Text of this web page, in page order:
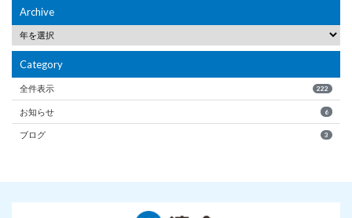
Archive
Category
全件表示 222
お知らせ 6
ブログ 3